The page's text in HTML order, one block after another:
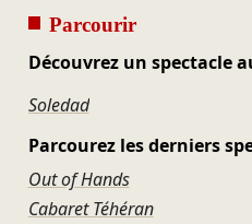
Parcourir
Découvrez un spectacle
Soledad
Parcourez les derniers
Out of Hands
Cabaret Téhéran